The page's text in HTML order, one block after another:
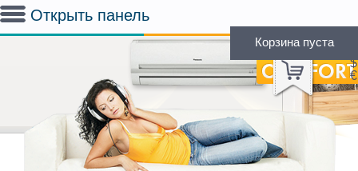
Открыть панель
Корзина пуста
(0)
$
€